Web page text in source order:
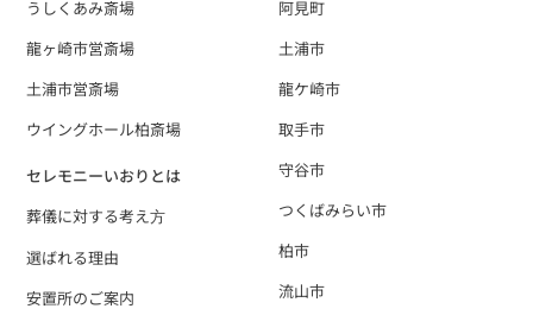
うしくあみ斎場
龍ヶ崎市営斎場
土浦市営斎場
ウイングホール柏斎場
阿見町
土浦市
龍ケ崎市
取手市
守谷市
つくばみらい市
柏市
流山市
セレモニーいおりとは
葬儀に対する考え⽅
選ばれる理由
安置所のご案内